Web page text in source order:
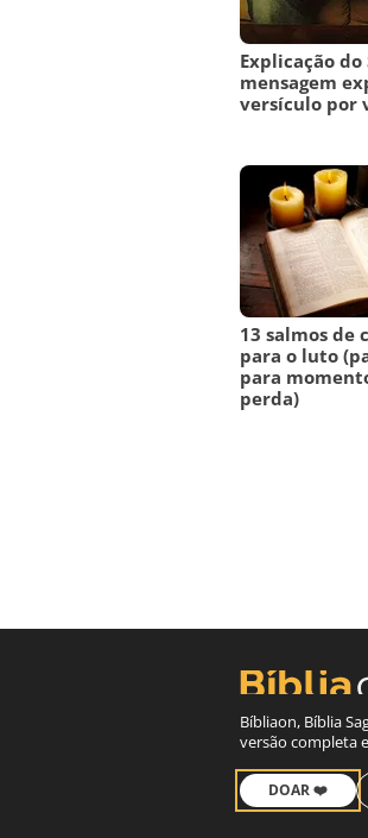
Explicação do
mensagem
versículo por
13 salmos de
para o luto
para
perda)
Bíbliaon, Bíblia
versão completa
DOAR ❤️